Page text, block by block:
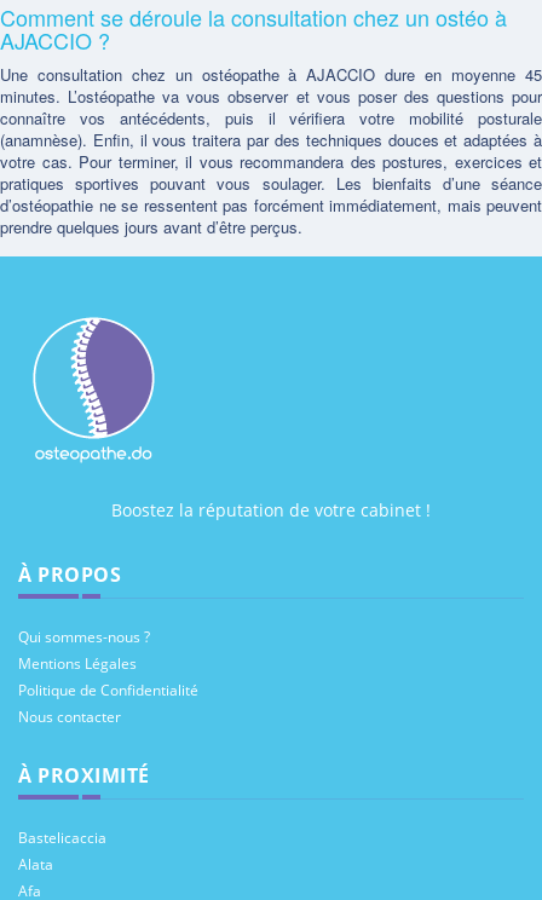
Comment se déroule la consultation chez un ostéo à
AJACCIO ?
Une consultation chez un ostéopathe à AJACCIO dure en moyenne 45
minutes. L’ostéopathe va vous observer et vous poser des questions pour
connaître vos antécédents, puis il vérifiera votre mobilité posturale
(anamnèse). Enfin, il vous traitera par des techniques douces et adaptées à
votre cas. Pour terminer, il vous recommandera des postures, exercices et
pratiques sportives pouvant vous soulager. Les bienfaits d’une séance
d’ostéopathie ne se ressentent pas forcément immédiatement, mais peuvent
prendre quelques jours avant d’être perçus.
Boostez la réputation de votre cabinet !
À PROPOS
Qui sommes-nous ?
Mentions Légales
Politique de Confidentialité
Nous contacter
À PROXIMITÉ
Bastelicaccia
Alata
Afa